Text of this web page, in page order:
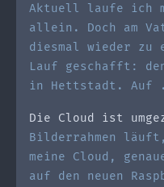
Aktuell laufe ich
allein. Doch am
diesmal wieder zu
Lauf geschafft:
in Hettstadt. Auf
Die Cloud ist
Bilderrahmen
meine Cloud,
auf den neuen